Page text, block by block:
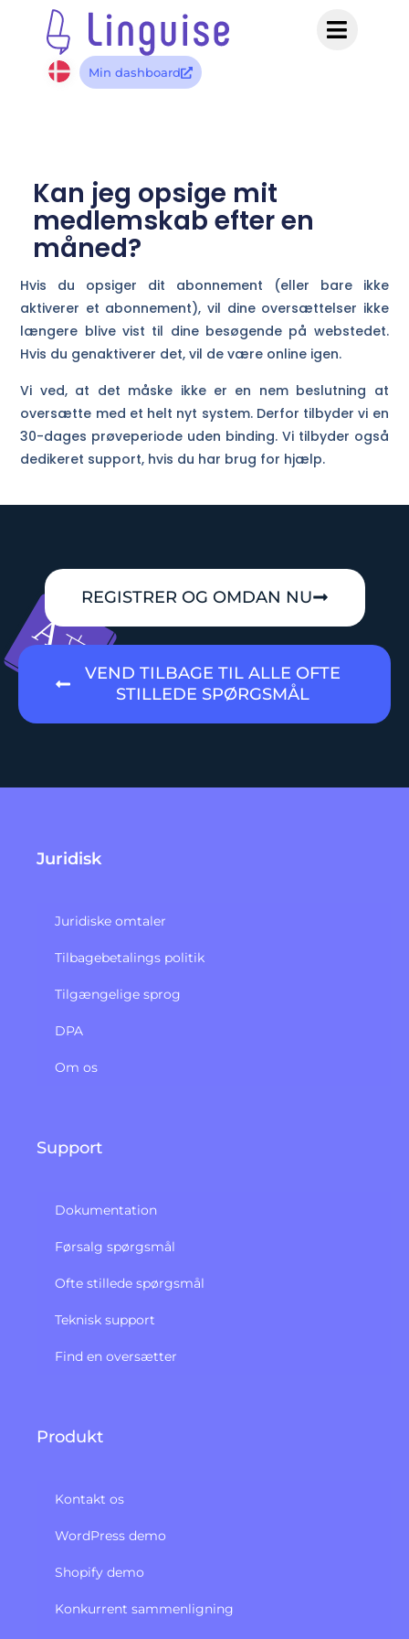
Min dashboard
Kan jeg opsige mit
medlemskab efter en
måned?
Hvis du opsiger dit abonnement (eller bare ikke
aktiverer et abonnement), vil dine oversættelser ikke
længere blive vist til dine besøgende på webstedet.
Hvis du genaktiverer det, vil de være online igen.
Vi ved, at det måske ikke er en nem beslutning at
oversætte med et helt nyt system. Derfor tilbyder vi en
30-dages prøveperiode uden binding. Vi tilbyder også
dedikeret support, hvis du har brug for hjælp.
REGISTRER OG OMDAN NU
VEND TILBAGE TIL ALLE OFTE
STILLEDE SPØRGSMÅL
Juridisk
Juridiske omtaler
Tilbagebetalings politik​
Tilgængelige sprog
DPA
Om os
Support
Dokumentation
Førsalg spørgsmål
Ofte stillede spørgsmål
Teknisk support
Find en oversætter
Produkt
Kontakt os
WordPress demo
Shopify demo
Konkurrent sammenligning